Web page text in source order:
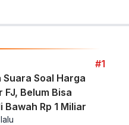
#1
Suara Soal Harga
FJ, Belum Bisa
Bawah Rp 1 Miliar